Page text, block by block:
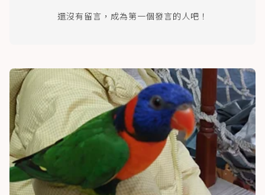
還沒有留言，成為第一個發言的人吧！